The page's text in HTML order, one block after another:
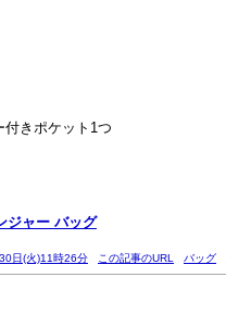
きポケット1つ
ジャー バッグ
日(火)11時26分 この記事のURL バッグ